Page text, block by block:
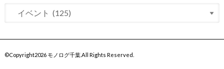
©Copyright2026モノログ千葉.All Rights Reserved.